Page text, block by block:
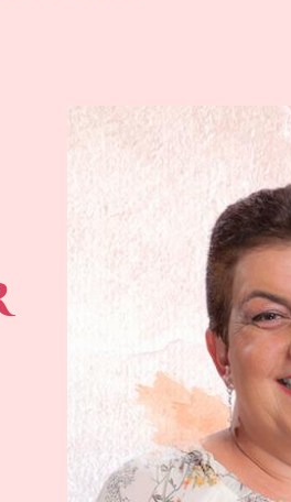
FANNY
ANTIOQUIA
Enseñanza desde el